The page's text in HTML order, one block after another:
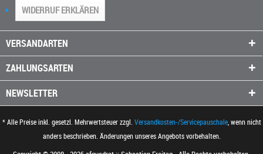
WIDERRUF ERKLÄREN
VERSANDARTEN
ZAHLUNGSARTEN
NEWSLETTER
* Alle Preise inkl. gesetzl. Mehrwertsteuer zzgl. Versandkosten-/Servicepauschale, wenn nicht
anders beschrieben. Änderungen unseres Angebots vorbehalten.